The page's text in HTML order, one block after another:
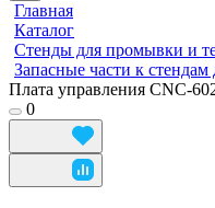
Главная
Каталог
Стенды для промывки и
Запасные части к
Плата управления CNC-
0